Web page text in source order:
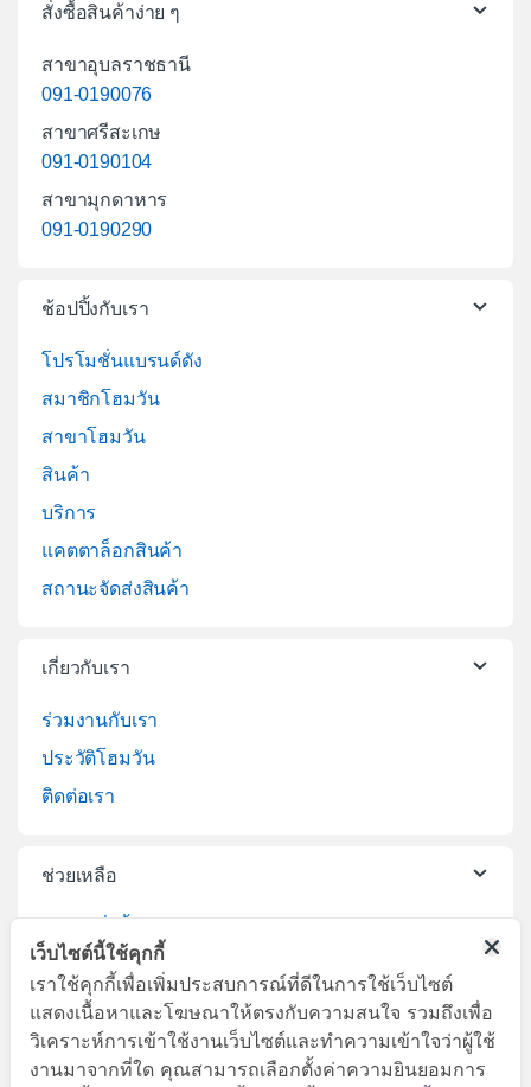
สั่งซื้อสินค้าง่าย ๆ
สาขาอุบลราชธานี
091-0190076
สาขาศรีสะเกษ
091-0190104
สาขามุกดาหาร
091-0190290
ช้อปปิ้งกับเรา
โปรโมชั่นแบรนด์ดัง
สมาชิกโฮมวัน
สาขาโฮมวัน
สินค้า
บริการ
แคตตาล็อกสินค้า
สถานะจัดส่งสินค้า
เกี่ยวกับเรา
ร่วมงานกับเรา
ประวัติโฮมวัน
ติดต่อเรา
ช่วยเหลือ
บริการจัดส่งสินค้า
เปลี่ยนคืนสินค้า
เว็บไซต์นี้ใช้คุกกี้
เราใช้คุกกี้เพื่อเพิ่มประสบการณ์ที่ดีในการใช้เว็บไซต์
แสดงเนื้อหาและโฆษณาให้ตรงกับความสนใจ รวมถึงเพื่อ
วิเคราะห์การเข้าใช้งานเว็บไซต์และทำความเข้าใจว่าผู้ใช้
งานมาจากที่ใด คุณสามารถเลือกตั้งค่าความยินยอมการ